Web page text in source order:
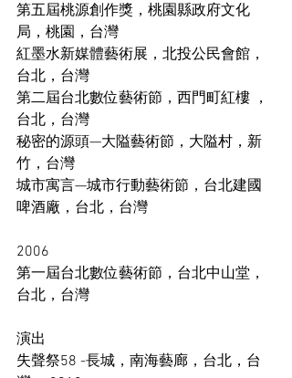
第五屆桃源創作獎，桃園縣政府文化
局，桃園，台灣
紅墨水新媒體藝術展，北投公民會館，
台北，台灣
第二屆台北數位藝術節，西門町紅樓 ，
台北，台灣
秘密的源頭—大隘藝術節，大隘村，新
竹，台灣
城市寓言—城市行動藝術節，台北建國
啤酒廠，台北，台灣
2006
第一屆台北數位藝術節，台北中山堂，
台北，台灣
演出
失聲祭58 -長城，南海藝廊，台北，台